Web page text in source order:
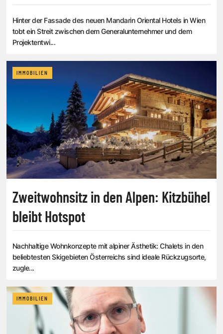
Hinter der Fassade des neuen Mandarin Oriental Hotels in Wien
tobt ein Streit zwischen dem Generalunternehmer und dem
Projektentwi...
IMMOBILIEN
Zweitwohnsitz in den Alpen: Kitzbühel
bleibt Hotspot
Nachhaltige Wohnkonzepte mit alpiner Ästhetik: Chalets in den
beliebtesten Skigebieten Österreichs sind ideale Rückzugsorte,
zugle...
IMMOBILIEN